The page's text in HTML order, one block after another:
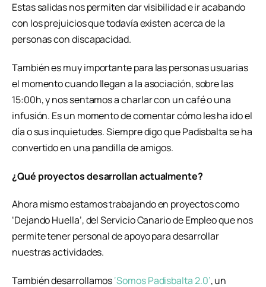
Estas salidas nos permiten dar visibilidad e ir acabando
con los prejuicios que todavía existen acerca de la
personas con discapacidad.
También es muy importante para las personas usuarias
el momento cuando llegan a la asociación, sobre las
15:00h, y nos sentamos a charlar con un café o una
infusión. Es un momento de comentar cómo les ha ido el
día o sus inquietudes. Siempre digo que Padisbalta se ha
convertido en una pandilla de amigos.
¿Qué proyectos desarrollan actualmente?
Ahora mismo estamos trabajando en proyectos como
‘Dejando Huella’, del Servicio Canario de Empleo que nos
permite tener personal de apoyo para desarrollar
nuestras actividades.
También desarrollamos‘Somos Padisbalta 2.0’, un